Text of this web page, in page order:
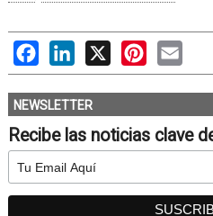
FacebookLinkedIn
X PinterestEmail
NEWSLETTER
Recibe las noticias clave